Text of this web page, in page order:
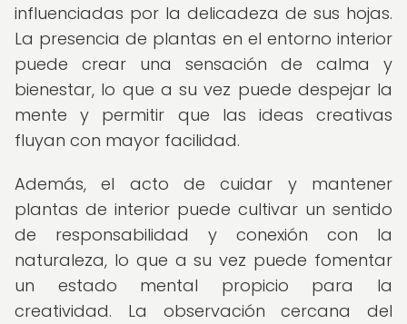
influenciadas por la delicadeza de sus hojas.
La presencia de plantas en el entorno interior
puede crear una sensación de calma y
bienestar, lo que a su vez puede despejar la
mente y permitir que las ideas creativas
fluyan con mayor facilidad.
Además, el acto de cuidar y mantener
plantas de interior puede cultivar un sentido
de responsabilidad y conexión con la
naturaleza, lo que a su vez puede fomentar
un estado mental propicio para la
creatividad. La observación cercana del